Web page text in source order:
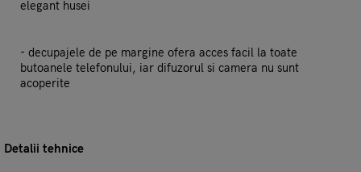
elegant husei
- decupajele de pe margine ofera acces facil la toate
butoanele telefonului, iar difuzorul si camera nu sunt
acoperite
Detalii tehnice